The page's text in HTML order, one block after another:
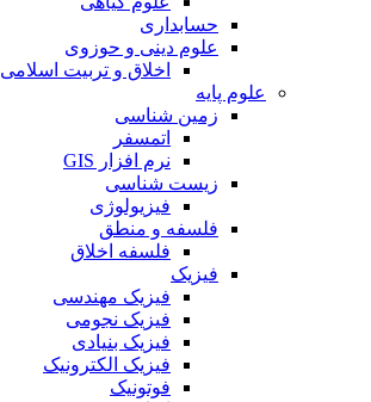
حسابداری
علوم دینی و حوزوی
اخلاق و تربیت اسلامی
علوم پایه
زمین شناسی
اتمسفر
نرم افزار GIS
زیست شناسی
فیزیولوژی
فلسفه و منطق
فلسفه اخلاق
فیزیک
فیزیک مهندسی
فیزیک نجومی
فیزیک بنیادی
فیزیک الکترونیک
فوتونیک